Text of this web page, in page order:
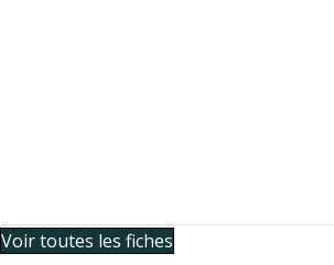
Voir toutes les fiches